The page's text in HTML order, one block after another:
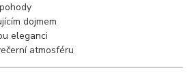
dojmem
eleganci
atmosféru